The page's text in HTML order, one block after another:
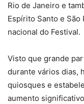
Rio de Janeiro e
Espírito Santo e São
nacional do Festival.
Visto que grande
durante vários dias,
quiosques e
aumento